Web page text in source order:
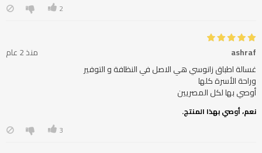
2
ashraf
منذ 2 عام
أوصي بها لكل المصريين
نعم، أوصي بهذا المنتج.
3